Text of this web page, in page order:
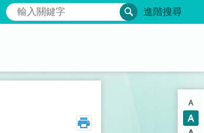
搜尋 進階搜尋